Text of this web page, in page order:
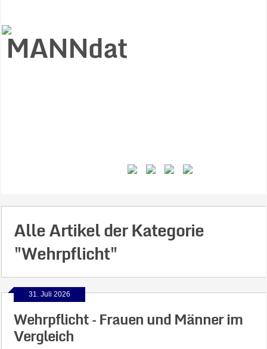
Alle Artikel der Kategorie
"Wehrpflicht"
31. Juli 2026
Wehrpflicht – Frauen und Männer im
Vergleich